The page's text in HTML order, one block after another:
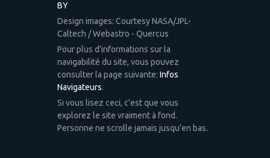
BY
Design images: Courtesy NASA/JPL-
Caltech / Webastro - Quercus
Pour plus d'informations sur la
navigabilité du site, vous pouvez
consulter la page suivante: Infos
Navigateurs.
Si vous lisez ceci, c'est que vous
explorez le site vraiment à fond.
Personne ne scrolle jamais jusqu'en bas.